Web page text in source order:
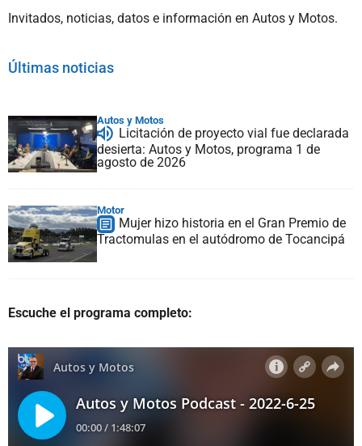
Invitados, noticias, datos e información en Autos y Motos.
Últimas noticias
Autos y Motos
Licitación de proyecto vial fue declarada
desierta: Autos y Motos, programa 1 de
agosto de 2026
Motor
Mujer hizo historia en el Gran Premio de
Tractomulas en el autódromo de Tocancipá
Escuche el programa completo: